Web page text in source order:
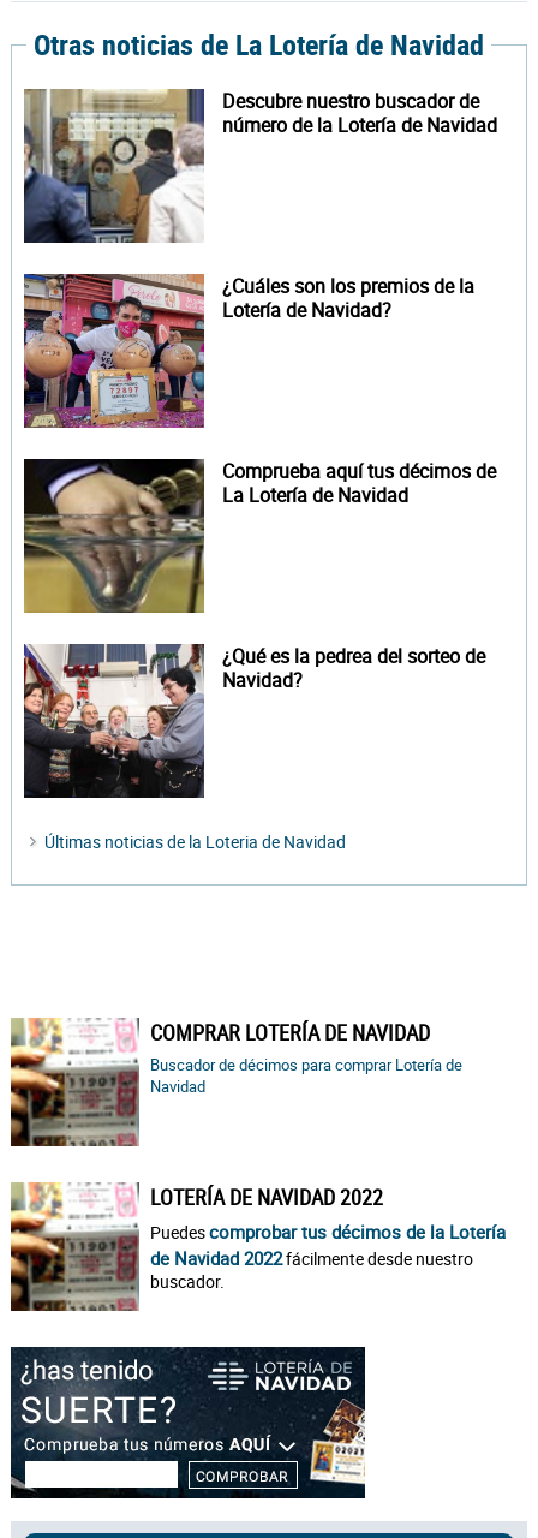
Otras noticias de La Lotería de Navidad
Descubre nuestro buscador de
número de la Lotería de Navidad
¿Cuáles son los premios de la
Lotería de Navidad?
Comprueba aquí tus décimos de
La Lotería de Navidad
¿Qué es la pedrea del sorteo de
Navidad?
Últimas noticias de la Loteria de Navidad
COMPRAR LOTERÍA DE NAVIDAD
Buscador de décimos para comprar Lotería de
Navidad
LOTERÍA DE NAVIDAD 2022
Puedescomprobar tus décimos de la Lotería
de Navidad 2022fácilmente desde nuestro
buscador.